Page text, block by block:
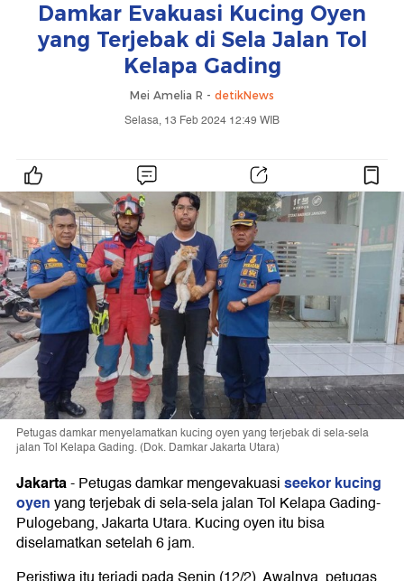
Damkar Evakuasi Kucing Oyen
yang Terjebak di Sela Jalan Tol
Kelapa Gading
Mei Amelia R - detikNews
Selasa, 13 Feb 2024 12:49 WIB
Petugas damkar menyelamatkan kucing oyen yang terjebak di sela-sela
jalan Tol Kelapa Gading. (Dok. Damkar Jakarta Utara)
Jakarta-Petugas damkar mengevakuasiseekor kucing
oyenyang terjebak di sela-sela jalan Tol Kelapa Gading-
Pulogebang, Jakarta Utara. Kucing oyen itu bisa
diselamatkan setelah 6 jam.